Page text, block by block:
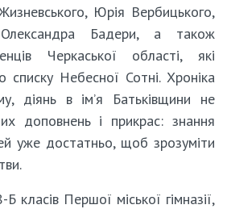
Юрія Вербицького,
Бадери, а також
Черкаської області, які
списку Небесної Сотні. Хроніка
діянь в ім’я Батьківщини не
доповнень і прикрас: знання
уже достатньо, щоб зрозуміти
класів Першої міської гімназії,